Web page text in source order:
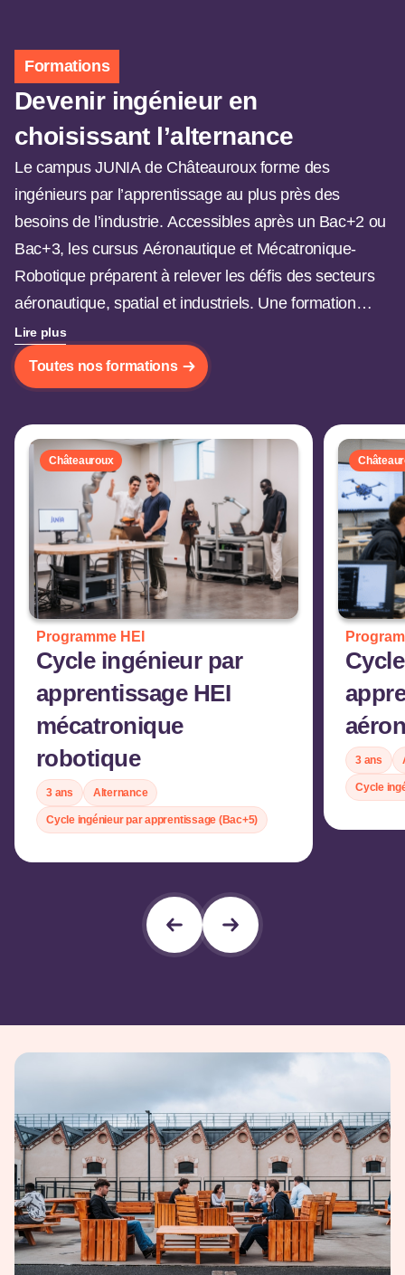
Formations
Devenir ingénieur en
choisissant l’alternance
Le campus JUNIA de Châteauroux forme des
ingénieurs par l’apprentissage au plus près des
besoins de l’industrie. Accessibles après un Bac+2 ou
Bac+3, les cursus Aéronautique et Mécatronique-
Robotique préparent à relever les défis des secteurs
aéronautique, spatial et industriels. Une formation
concrète, en immersion en entreprise, menant à un
diplôme d’ingénieur JUNIA programme HEI reconnu
par la CTI.
Lire plus
Toutes nos formations
Châteauroux
Programme HEI
Cycle ingénieur par
apprentissage HEI
mécatronique
robotique
3 ans Alternance
Cycle ingénieur par apprentissage (Bac+5)
3 ans
Cycle